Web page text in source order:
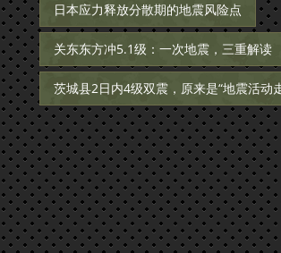
日本应力释放分散期的地震风险点
关东东方冲5.1级：一次地震，三重解读
茨城县2日内4级双震，原来是“地震活动